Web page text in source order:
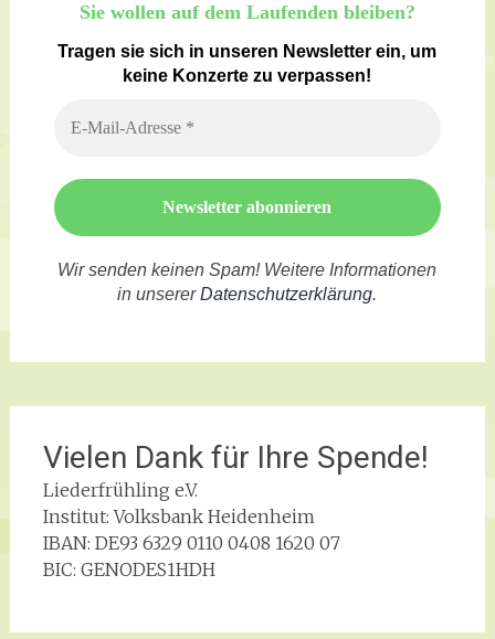
Sie wollen auf dem Laufenden bleiben?
Tragen sie sich in unseren Newsletter ein, um
keine Konzerte zu verpassen!
Wir senden keinen Spam! Weitere Informationen
in unsererDatenschutzerklärung.
Vielen Dank für Ihre Spende!
Liederfrühling e.V.
Institut: Volksbank Heidenheim
IBAN: DE93 6329 0110 0408 1620 07
BIC: GENODES1HDH